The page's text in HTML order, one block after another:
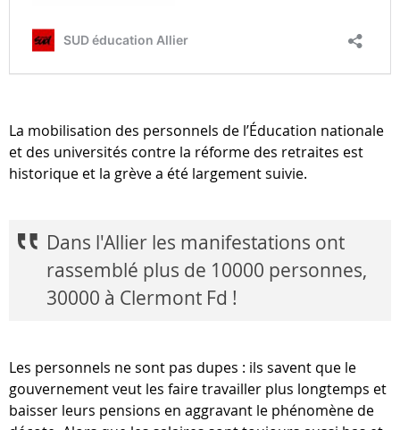
La mobilisation des personnels de l’Éducation nationale
et des universités contre la réforme des retraites est
historique et la grève a été largement suivie.
Dans l'Allier les manifestations ont
rassemblé plus de 10000 personnes,
30000 à Clermont Fd !
Les personnels ne sont pas dupes : ils savent que le
gouvernement veut les faire travailler plus longtemps et
baisser leurs pensions en aggravant le phénomène de